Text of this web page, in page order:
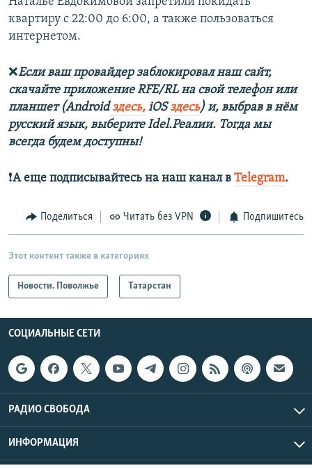
квартиру с 22:00 до 6:00, а также пользоваться
интернетом.
❌Если ваш провайдер заблокировал наш сайт,
скачайте приложение RFE/RL на свой телефон или
планшет (Androidздесь, iOSздесь) и, выбрав в нём
русский язык, выберите Idel.Реалии. Тогда мы
всегда будем доступны!
❗️А еще подписывайтесь на наш канал в Telegram.
Поделиться Читать без VPN Подпишитесь
Этот контент также в категориях
Новости. Поволжье Татарстан
СОЦИАЛЬНЫЕ СЕТИ
РАДИО СВОБОДА
ИНФОРМАЦИЯ